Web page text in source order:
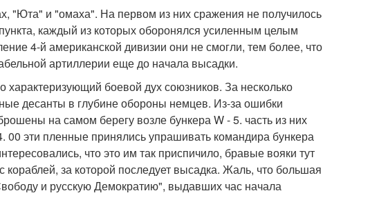
"Юта" и "омаха". На первом из них сражения не получилось
каждый из которых оборонялся усиленным целым
4-й американской дивизии они не смогли, тем более, что
артиллерии еще до начала высадки.
характеризующий боевой дух союзников. За несколько
десанты в глубине обороны немцев. Из-за ошибки
на самом берегу возле бункера W - 5. часть из них
эти пленные принялись упрашивать командира бункера
что это им так приспичило, бравые вояки тут
кораблей, за которой последует высадка. Жаль, что большая
и русскую Демократию", выдавших час начала